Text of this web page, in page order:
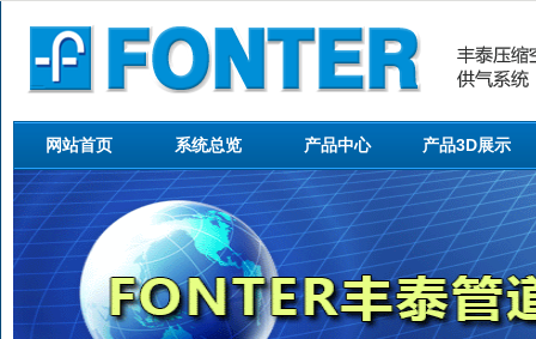
网站首页 系统总览 产品中心 产品3D展示